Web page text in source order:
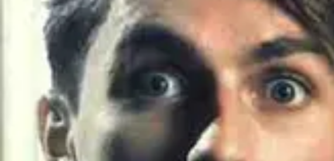
Sport Distribution
Stratégies de distribution
Logistique et Chaîne d'Approvisionnement Stratégies Marketing
Sport Distribution